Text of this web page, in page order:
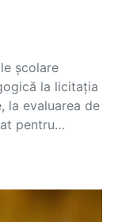
școlare
la licitația
la evaluarea de
pentru…